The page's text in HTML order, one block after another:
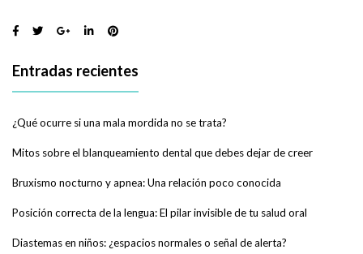
Entradas recientes
¿Qué ocurre si una mala mordida no se trata?
Mitos sobre el blanqueamiento dental que debes dejar de creer
Bruxismo nocturno y apnea: Una relación poco conocida
Posición correcta de la lengua: El pilar invisible de tu salud oral
Diastemas en niños: ¿espacios normales o señal de alerta?